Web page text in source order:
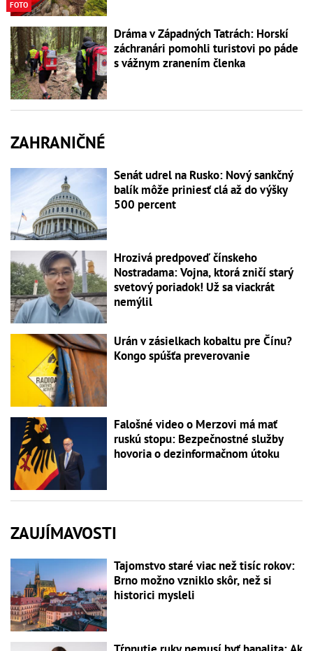
FOTO
Dráma v Západných Tatrách: Horskí
záchranári pomohli turistovi po páde
s vážnym zranením členka
ZAHRANIČNÉ
Senát udrel na Rusko: Nový sankčný
balík môže priniesť clá až do výšky
500 percent
Hrozivá predpoveď čínskeho
Nostradama: Vojna, ktorá zničí starý
svetový poriadok! Už sa viackrát
nemýlil
Urán v zásielkach kobaltu pre Čínu?
Kongo spúšťa preverovanie
Falošné video o Merzovi má mať
ruskú stopu: Bezpečnostné služby
hovoria o dezinformačnom útoku
ZAUJÍMAVOSTI
Tajomstvo staré viac než tisíc rokov:
Brno možno vzniklo skôr, než si
historici mysleli